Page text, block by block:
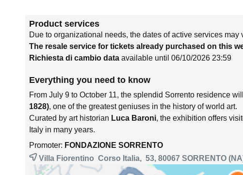
Product services
Due to organizational needs, the dates of active services may
The resale service for tickets already purchased on this
Richiesta di cambio data available until 06/10/2026 23:59
Everything you need to know
From July 9 to October 11, the splendid Sorrento residence
1828), one of the greatest geniuses in the history of world art.
Curated by art historian Luca Baroni, the exhibition offers
Italy in many years.
Promoter: FONDAZIONE SORRENTO
Villa Fiorentino Corso Italia, 53, 80067 SORRENTO